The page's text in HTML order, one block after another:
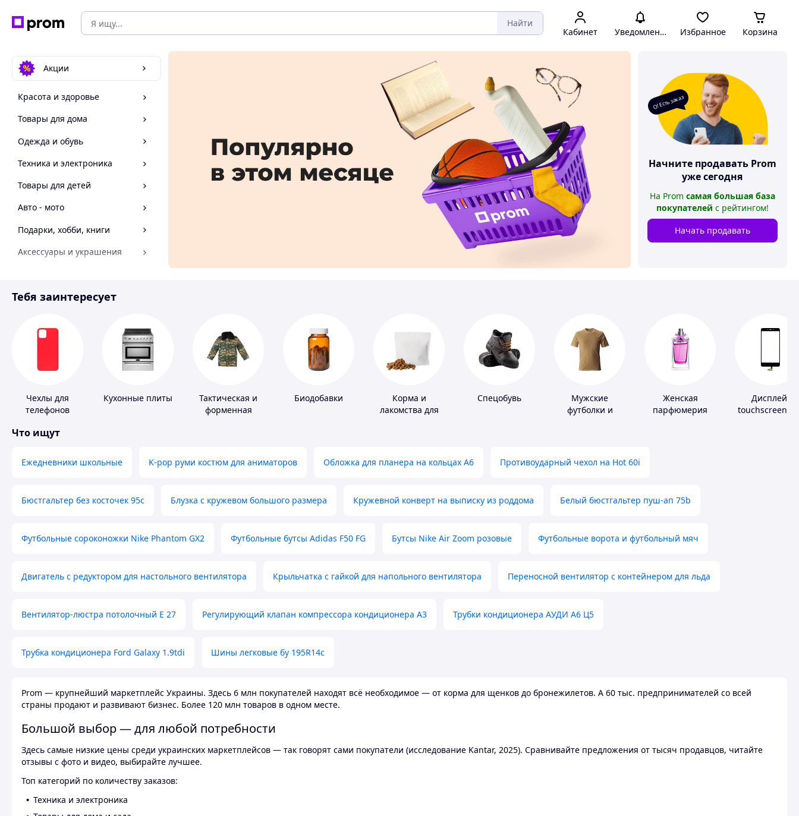
Найти
Кабинет Уведомления Избранное Корзина
Акции
Красота и здоровье
Товары для дома
Одежда и обувь
Техника и электроника
Товары для детей
Авто - мото
Подарки, хобби, книги
Аксессуары и украшения
Спорт и отдых
О! Есть заказ
Начните продавать Prom
уже сегодня
На Prom самая большая база
покупателей с рейтингом!
Начать продавать
Тебя заинтересует
Чехлы для
телефонов
Кухонные плиты
Тактическая и
форменная
Биодобавки
Корма и
лакомства для
Спецобувь
Мужские
футболки и
Женская
парфюмерия
Дисплей,
touchscreen
Что ищут
Ежедневники школьные K-pop руми костюм для аниматоров Обложка для планера на кольцах А6 Противоударный чехол на Hot 60i
Бюстгальтер без косточек 95с Блузка с кружевом большого размера Кружевной конверт на выписку из роддома Белый бюстгальтер пуш-ап 75b
Футбольные сороконожки Nike Phantom GX2 Футбольные бутсы Adidas F50 FG Бутсы Nike Air Zoom розовые Футбольные ворота и футбольный мяч
Двигатель с редуктором для настольного вентилятора Крыльчатка с гайкой для напольного вентилятора Переносной вентилятор с контейнером для льда
Вентилятор-люстра потолочный E 27 Регулирующий клапан компрессора кондиционера А3 Трубки кондиционера АУДИ А6 Ц5
Трубка кондиционера Ford Galaxy 1.9tdi Шины легковые бу 195R14c
Prom — крупнейший маркетплейс Украины. Здесь 6 млн покупателей находят всё необходимое — от корма для щенков до бронежилетов. А 60 тыс. предпринимателей со всей
страны продают и развивают бизнес. Более 120 млн товаров в одном месте.
Большой выбор — для любой потребности
Здесь самые низкие цены среди украинских маркетплейсов — так говорят сами покупатели (исследование Kantar, 2025). Сравнивайте предложения от тысяч продавцов, читайте
отзывы с фото и видео, выбирайте лучшее.
Топ категорий по количеству заказов:
Техника и электроника